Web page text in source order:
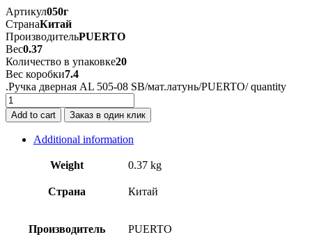
Артикул050г
СтранаКитай
ПроизводительPUERTO
Вес0.37
Количество в упаковке20
Вес коробки7.4
.Ручка дверная AL 505-08 SB/мат.латунь/PUERTO/ quantity
Add to cart Заказ в один клик
Additional information
Weight 0.37 kg
Страна Китай
Производитель PUERTO